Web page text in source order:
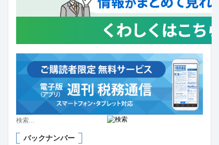
バックナンバー